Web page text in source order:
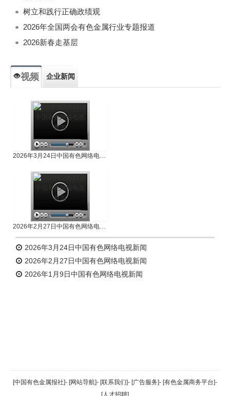
树立和践行正确政绩观
2026年全国两会有色金属行业专题报道
2026新春走基层
视频 企业新闻
2026年3月24日中国有色网络电视新闻
2026年2月27日中国有色网络电视新闻
2026年3月24日中国有色网络电视新闻
2026年2月27日中国有色网络电视新闻
2026年1月9日中国有色网络电视新闻
返回顶部
[中国有色金属报社]- [网站导航]- [联系我们]- [广告服务]- [有色金属商务平台]-
[人才招聘]